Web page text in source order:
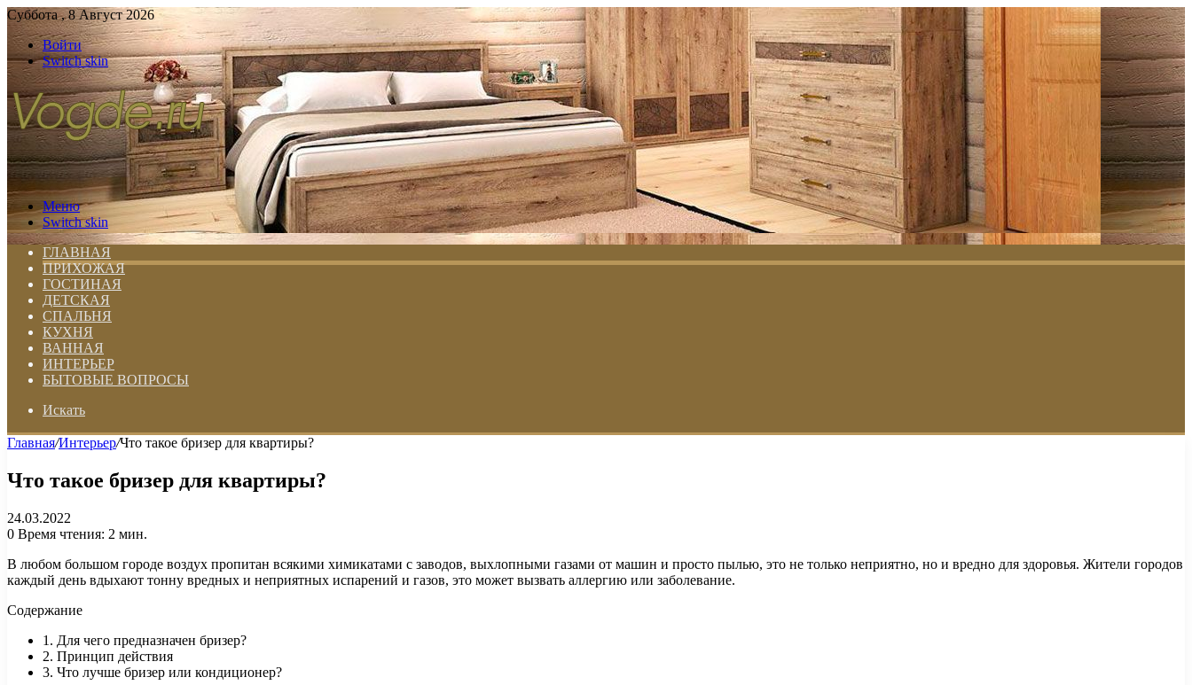
Суббота , 8 Август 2026
Войти
Switch skin
Меню
Switch skin
ГЛАВНАЯ
ПРИХОЖАЯ
ГОСТИНАЯ
ДЕТСКАЯ
СПАЛЬНЯ
КУХНЯ
ВАННАЯ
ИНТЕРЬЕР
БЫТОВЫЕ ВОПРОСЫ
Искать
Главная/Интерьер/Что такое бризер для квартиры?
Что такое бризер для квартиры?
24.03.2022
0 Время чтения: 2 мин.
В любом большом городе воздух пропитан всякими химикатами с заводов, выхлопными газами от машин и просто пылью, это не только неприятно, но и вредно для здоровья. Жители городов
каждый день вдыхают тонну вредных и неприятных испарений и газов, это может вызвать аллергию или заболевание.
Содержание
1. Для чего предназначен бризер?
2. Принцип действия
3. Что лучше бризер или кондиционер?